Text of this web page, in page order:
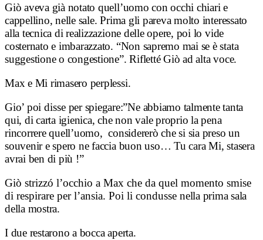
Giò aveva già notato quell’uomo con occhi chiari e
cappellino, nelle sale.Prima gli pareva molto interessato
alla tecnica di realizzazione delle opere, poi lo vide
costernato e imbarazzato. “Non sapremo mai se è stata
suggestione o congestione”. Rifletté Giò ad alta voce.
Max e Mi rimasero perplessi.
Gio’ poi disseper spiegare:”Ne abbiamo talmente tanta
qui, di carta igienica, che non vale proprio la pena
rincorrere quell’uomo, considererò che si sia preso un
souvenir e spero ne faccia buon uso… Tu cara Mi, stasera
avrai ben di più !”
Giò strizzó l’occhio a Max che da quel momento smise
di respirare per l’ansia. Poi li condusse nella prima sala
della mostra.
I due restarono a bocca aperta.